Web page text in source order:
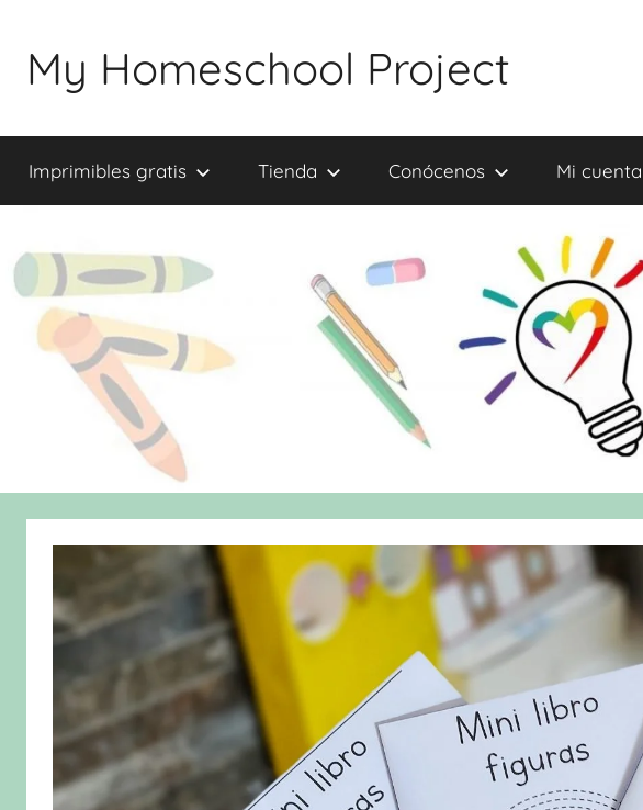
contenido
My Homeschool Project
Imprimibles gratis Tienda Conócenos Mi cuenta